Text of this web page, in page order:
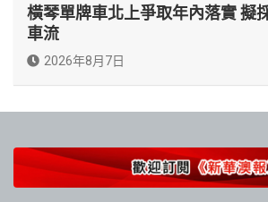
橫琴單牌車北上爭取年內落實 擬
車流
2026年8月7日